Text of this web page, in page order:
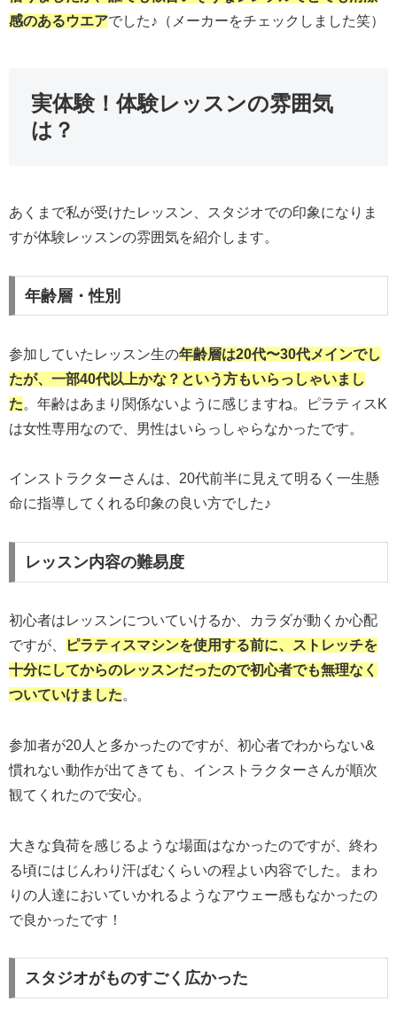
感のあるウエアでした♪（メーカーをチェックしました笑）
実体験！体験レッスンの雰囲気
は？
あくまで私が受けたレッスン、スタジオでの印象になりま
すが体験レッスンの雰囲気を紹介します。
年齢層・性別
参加していたレッスン生の年齢層は20代〜30代メインでし
たが、一部40代以上かな？という方もいらっしゃいまし
た。年齢はあまり関係ないように感じますね。ピラティスK
は女性専用なので、男性はいらっしゃらなかったです。
インストラクターさんは、20代前半に見えて明るく一生懸
命に指導してくれる印象の良い方でした♪
レッスン内容の難易度
初心者はレッスンについていけるか、カラダが動くか心配
ですが、
ピラティスマシンを使用する前に、ストレッチを
十分にしてからのレッスンだったので初心者でも無理なく
ついていけました。
参加者が20人と多かったのですが、初心者でわからない&
慣れない動作が出てきても、インストラクターさんが順次
観てくれたので安心。
大きな負荷を感じるような場面はなかったのですが、終わ
る頃にはじんわり汗ばむくらいの程よい内容でした。まわ
りの人達においていかれるようなアウェー感もなかったの
で良かったです！
スタジオがものすごく広かった